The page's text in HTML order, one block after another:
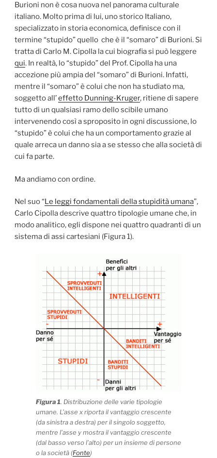
Burioni non è cosa nuova nel panorama culturale
italiano. Molto prima di lui, uno storico Italiano,
specializzato in storia economica, definisce con il
termine “stupido” quello che è il “somaro” di Burioni. Si
tratta di Carlo M. Cipolla la cui biografia si può leggere
qui. In realtà, lo “stupido” del Prof. Cipolla ha una
accezione più ampia del “somaro” di Burioni. Infatti,
mentre il “somaro” è colui che non ha studiato ma,
soggetto all’effetto Dunning-Kruger, ritiene di sapere
tutto di un qualsiasi ramo dello scibile umano
intervenendo così a sproposito in ogni discussione, lo
“stupido” è colui che ha un comportamento grazie al
quale arreca un danno sia a se stesso che alla società di
cui fa parte.
Ma andiamo con ordine.
Nel suo “Le leggi fondamentali della stupidità umana”,
Carlo Cipolla descrive quattro tipologie umane che, in
modo analitico, egli dispone nei quattro quadranti di un
sistema di assi cartesiani (Figura 1).
Figura 1. Distribuzione delle varie tipologie
umane. L’asse x riporta il vantaggio crescente
(da sinistra a destra) per il singolo soggetto,
mentre l’asse y mostra il vantaggio crescente
(dal basso verso l’alto) per un insieme di persone
o la società (Fonte)